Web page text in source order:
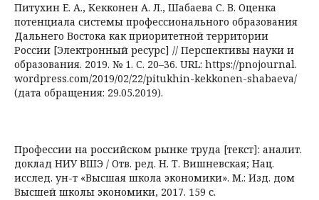
Питухин Е. А., Кекконен А. Л., Шабаева С. В. Оценка
потенциала системы профессионального образования
Дальнего Востока как приоритетной территории
России [Электронный ресурс] // Перспективы науки и
образования. 2019. № 1. С. 20–36. URL: https://pnojournal.
wordpress.com/2019/02/22/pitukhin-kekkonen-shabaeva/
(дата обращения: 29.05.2019).
Профессии на российском рынке труда [текст]: аналит.
доклад НИУ ВШЭ / Отв. ред. Н. Т. Вишневская; Нац.
исслед. ун-т «Высшая школа экономики». М.: Изд. дом
Высшей школы экономики, 2017. 159 с.